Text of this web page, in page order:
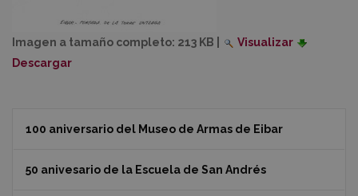
Imagen a tamaño completo: 213 KB
Visualizar
Descargar
100 aniversario del Museo de Armas de Eibar
50 anivesario de la Escuela de San Andrés